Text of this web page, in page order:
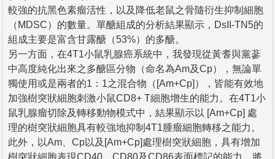
較強的抗黑色素瘤活性，以及降低老鼠之骨隨衍生抑制細胞
（MDSC）的數量。單醣組成的分析結果顯示，DsII-TN5的
組成主要是富含甘露醣（53%）的多醣。
另一方面，在4T1小鼠乳腺癌系統中，我發現從黃耆與黨蔘
中高度純化出來之多醣區分物（命名為Am及Cp），無論單
獨使用或是兩者的1：1之混合物（[Am+Cp]），皆能有效地
加強樹突狀細胞刺激小鼠CD8+ T細胞增生的能力。在4T1小
鼠乳腺瘤切除及轉移動物模式中，結果顯示以 [Am+Cp] 處
理的樹突狀細胞具有較強地抑制4T1腫瘤細胞轉移之能力。
此外，以Am、Cp以及[Am+Cp]處理樹突狀細胞，具有增加
樹突狀細胞表現CD40、CD80及CD86表面標記的能力。將